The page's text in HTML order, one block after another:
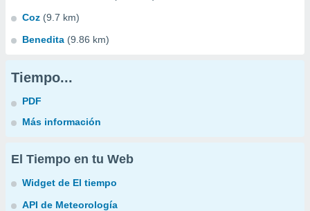
Coz (9.7 km)
Benedita (9.86 km)
Tiempo...
PDF
Más información
El Tiempo en tu Web
Widget de El tiempo
API de Meteorología